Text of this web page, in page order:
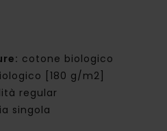
cotone biologico
[180 g/m2]
regular
singola